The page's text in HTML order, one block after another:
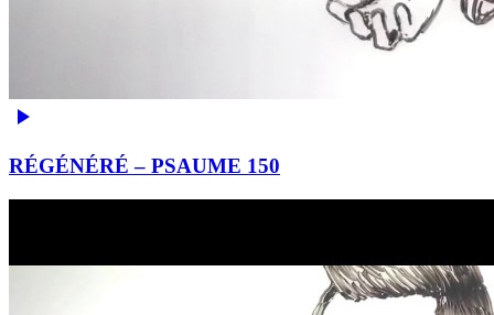
RÉGÉNÉRÉ – PSAUME 150